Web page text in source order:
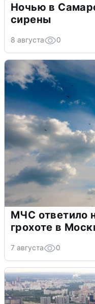
Ночью в
сирены
8 августа 0
МЧС ответило
грохоте в
7 августа 0